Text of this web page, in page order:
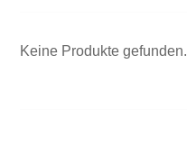
Keine Produkte gefunden.